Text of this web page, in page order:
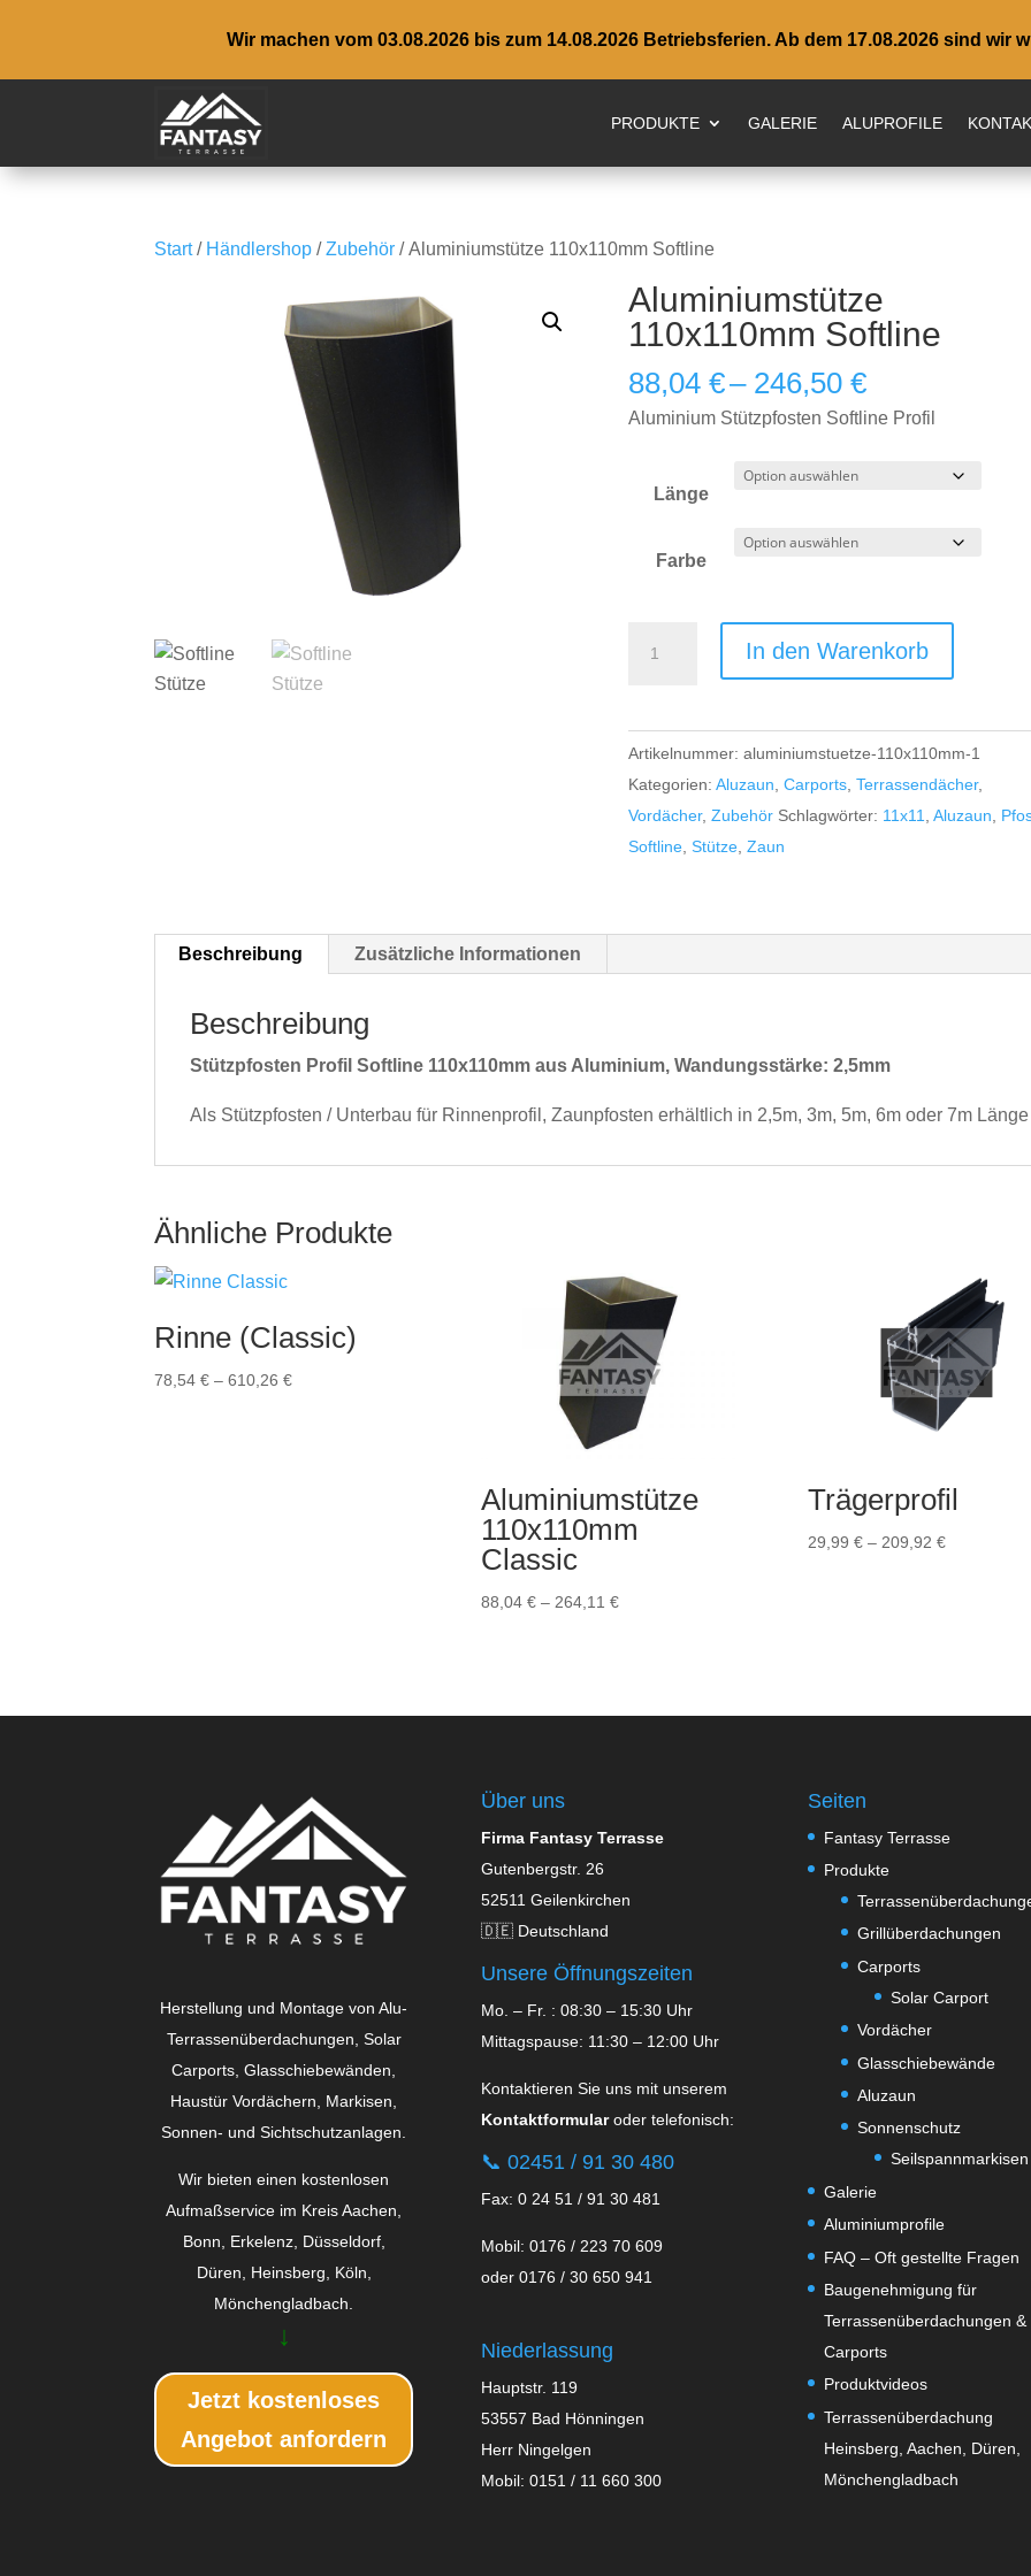
PRODUKTE GALERIE ALUPROFILE
Start/ Händlershop /Zubehör / Aluminiumstütze 110x110mm Softline
Aluminiumstütze
110x110mm Softline
88,04€– 246,50€
88,04 €
246,50 €
Aluminium Stützpfosten Softline Profil
Länge
Farbe
Menge
In den Warenkorb
Artikelnummer:aluminiumstuetze-110x110mm-1
Kategorien:Aluzaun ,Carports ,Terrassendächer,
Vordächer,Zubehör Schlagwörter: 11x11 ,Aluzaun
Softline ,Stütze ,Zaun
Beschreibung Zusätzliche Informationen
Beschreibung
Stützpfosten Profil Softline 110x110mm aus Aluminium, Wandungsstärke: 2,5mm
Als Stützpfosten / Unterbau für Rinnenprofil, Zaunpfosten erhältlich in 2,5m, 3m, 5m, 6m oder 7m Länge
Ähnliche Produkte
Rinne (Classic)
78,54€ –610,26€Preisspanne:
Aluminiumstütze
110x110mm
Classic
88,04 € – 264,11 €Preisspanne:
Trägerprofil
29,99 € – 209,92 €
Herstellung und Montage von Alu-
Terrassenüberdachungen, Solar
Carports, Glas­schiebe­wänden,
Haustür Vordächern, Markisen,
Sonnen- und Sichtschutzanlagen.
Wir bieten einen kostenlosen
Aufmaßservice im Kreis Aachen,
Bonn, Erkelenz, Düsseldorf,
Düren, Heinsberg, Köln,
Mönchengladbach.
↓
Jetzt kostenloses
Angebot anfordern
Über uns
Firma Fantasy Terrasse
Gutenbergstr. 26
52511 Geilenkirchen
🇩🇪 Deutschland
Unsere Öffnungszeiten
Mo. – Fr. : 08:30 – 15:30 Uhr
Mittagspause: 11:30 – 12:00 Uhr
Kontaktieren Sie uns mit unserem
Kontaktformularoder telefonisch:
📞 02451 / 91 30 480
Fax: 0 24 51 / 91 30 481
Mobil: 0176 / 223 70 609
oder 0176 / 30 650 941
Niederlassung
Hauptstr. 119
53557 Bad Hönningen
Herr Ningelgen
Mobil: 0151 / 11 660 300
Seiten
Fantasy Terrasse
Produkte
Grillüberdachungen
Carports
Solar Carport
Vordächer
Glasschiebewände
Aluzaun
Sonnenschutz
Seilspannmarkisen
Galerie
Aluminiumprofile
FAQ – Oft gestellte Fragen
Baugenehmigung für
Terrassenüberdachungen &
Carports
Produktvideos
Terrassenüberdachung
Heinsberg, Aachen, Düren,
Mönchengladbach
Wir machen vom 03.08.2026 bis zum 14.08.2026 Betriebsferien. Ab dem 17.08.2026 sind wir